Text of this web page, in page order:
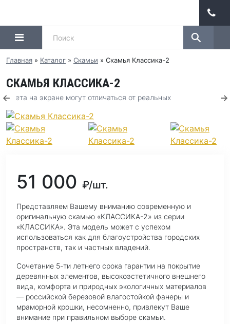
Главная » Каталог » Скамьи » Скамья Классика-2
СКАМЬЯ КЛАССИКА-2
Цвета на экране могут отличаться от реальных
51 000 ₽/шт.
Представляем Вашему вниманию современную и
оригинальную скамью «КЛАССИКА-2» из серии
«КЛАССИКА». Эта модель может с успехом
использоваться как для благоустройства городских
пространств, так и частных владений.
Сочетание 5-ти летнего срока гарантии на покрытие
деревянных элементов, высокоэстетичного внешнего
вида, комфорта и природных экологичных материалов
— российской березовой влагостойкой фанеры и
мраморной крошки, несомненно, привлекут Ваше
внимание при правильном выборе скамьи.